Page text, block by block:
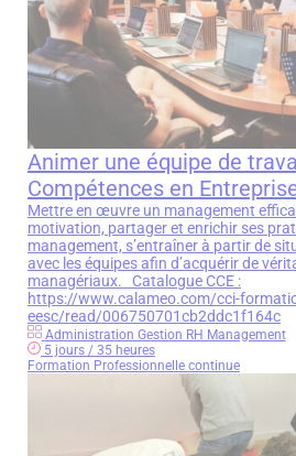
Animer une équipe de
Compétences en
Mettre en œuvre un management
motivation, partager et enrichir ses
management, s’entraîner à partir de
avec les équipes afin d’acquérir de
managériaux. Catalogue CCE :
https://www.calameo.com/cci-
eesc/read/006750701cb2ddc1f164c
Administration Gestion RH Management
5 jours / 35 heures
Formation Professionnelle continue